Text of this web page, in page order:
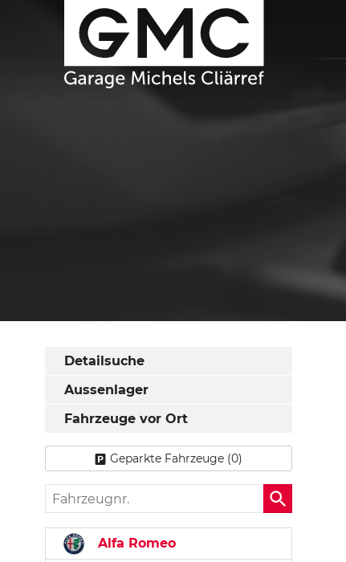
Detailsuche
Aussenlager
Fahrzeuge vor Ort
Geparkte Fahrzeuge (0)
Fahrzeugnr.
Alfa Romeo